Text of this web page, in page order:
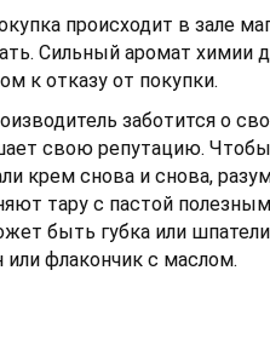
происходит в зале
Сильный аромат химии
к отказу от покупки.
заботится о
свою репутацию. Чтобы
крем снова и снова,
тару с пастой
быть губка или
или флакончик с маслом.